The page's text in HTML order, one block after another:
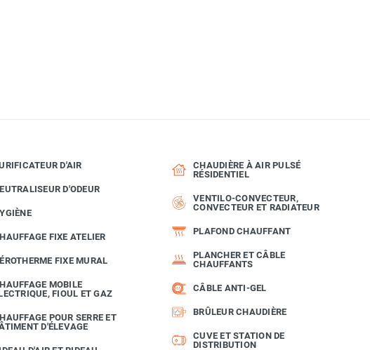
D'AIR
D'ODEUR
FIXE ATELIER
FIXE MURAL
MOBILE
FIOUL ET GAZ
POUR SERRE ET
D'ÉLEVAGE
CHAUDIÈRE À AIR PULSÉ
RÉSIDENTIEL
VENTILO-CONVECTEUR,
CONVECTEUR ET RADIATEUR
PLAFOND CHAUFFANT
PLANCHER ET CÂBLE
CHAUFFANTS
CÂBLE ANTI-GEL
BRÛLEUR CHAUDIÈRE
CUVE ET STATION DE
DISTRIBUTION